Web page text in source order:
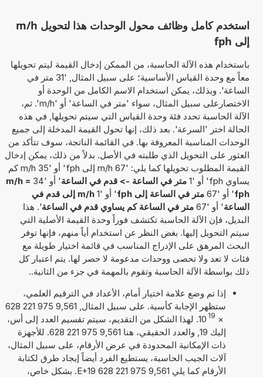
استخدم كامل وظائف محول الوحدات هذا لتحويل m/h
إلى fph
باستخدام هذه الآلة الحاسبة، من الممكن إدخال القيمة ليتم تحويلها
معاً مع وحدة القياس الأساسية؛ على سبيل المثال, '31 متر في
الساعة'. وبذلك، يمكن استخدام الاسم الكامل من الوحدة أو
الاختصارعلى سبيل المثال، سواء 'متر في الساعة' أو 'm/h'. ثم،
الآلة الحاسبة تحدد فئة وحدة القياس التي سيتم تحويلها, في هذه
الحالة اختر 'السرعة'. بعد ذلك، إنها تحول القيمة المدخلة إلى جميع
الوحدات المناسبة المعروفة بها. في القائمة الناتجة، سوف تتأكد من
العثور على التحويل الذي طلبته في الأصل. بدلاً من ذلك، يمكن إدخال
القيمة المطلوب تحويلها كما يلي: '67 m/h إلى fph' أو '35 m/h كم
يساوي fph' أو '1
متر في الساعة -> قدم في الساعة' أو '34
m/h =
fph' أو '67 متر في الساعة إلى fph ' أو '1
m/h إلى قدم في
الساعة' أو '67 متر في الساعة كم يساوي قدم في الساعة'. هذا
البديل، فإن الآلة الحاسبة تكتشف فوراً وحدة القيمة الأصلية التي
سيتم التحويل إليها. بغض النظر عن استخدام أياً منهم، فإنها توفر
البحث المرهق على الإدراج المناسب في قائمة اختيار طويلة مع
فئات لا تعد ولا تحصى ووحدات مدعومة لا حصر لها. يتم اعتبار كل
ذلك بواسطة الآلة الحاسبة وتقوم بالمهمة في جزء من الثانية..
إذا تم وضع علامة اختيار أمام، الأعداد في الترقيم العلمي،
ستظهر الإجابة كأسية. على سبيل المثال, 9,561 975 221 628
×
10 19
. لهذا الشكل من التقديم، سيتم تقسيم العدد إلى أس،
إليك 19, والعدد الحقيقي، هنا 9,561 975 221 628. للأجهزة
ذات الإمكانية المحدودة في عرض الأرقام، على سبيل المثال،
آلات الجيب الحاسبة، يستطيع الفرد أيضاً إيجاد طرق لكتابة
الأرقام كما يلي 9,561 975 221 628 E+19. بشكل خاص،